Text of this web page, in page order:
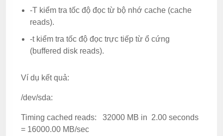
-T kiểm tra tốc độ đọc từ bộ nhớ cache (cache
reads).
-t kiểm tra tốc độ đọc trực tiếp từ ổ cứng
(buffered disk reads).
Ví dụ kết quả:
/dev/sda:
Timing cached reads: 32000 MB in 2.00 seconds
= 16000.00 MB/sec